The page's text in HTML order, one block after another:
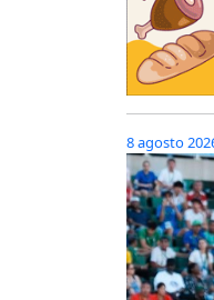
8 agosto